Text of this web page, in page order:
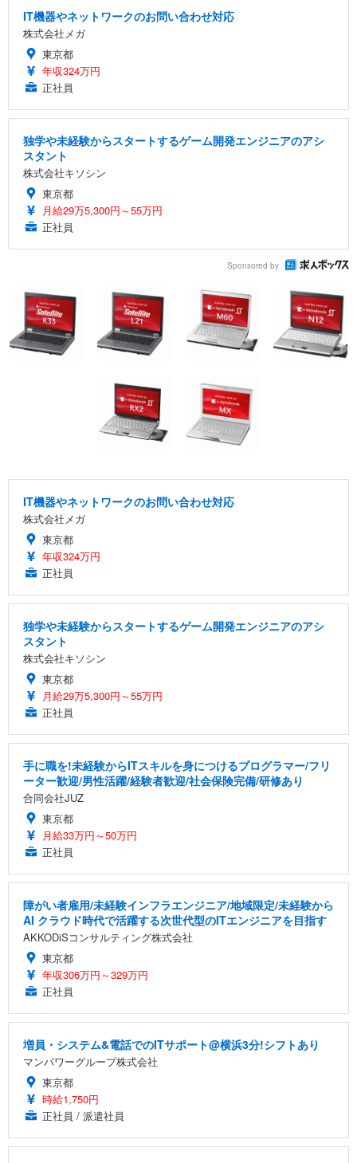
IT機器やネットワークのお問い合わせ対応
株式会社メガ
東京都
年収324万円
正社員
独学や未経験からスタートするゲーム開発エンジニアのアシ
スタント
株式会社キソシン
東京都
月給29万5,300円～55万円
正社員
Sponsored by
IT機器やネットワークのお問い合わせ対応
株式会社メガ
東京都
年収324万円
正社員
独学や未経験からスタートするゲーム開発エンジニアのアシ
スタント
株式会社キソシン
東京都
月給29万5,300円～55万円
正社員
手に職を!未経験からITスキルを身につけるプログラマー/フリ
ーター歓迎/男性活躍/経験者歓迎/社会保険完備/研修あり
合同会社JUZ
東京都
月給33万円～50万円
正社員
障がい者雇用/未経験インフラエンジニア/地域限定/未経験から
AI クラウド時代で活躍する次世代型のITエンジニアを目指す
AKKODiSコンサルティング株式会社
東京都
年収306万円～329万円
正社員
増員・システム&電話でのITサポート@横浜3分!シフトあり
マンパワーグループ株式会社
東京都
時給1,750円
正社員 / 派遣社員